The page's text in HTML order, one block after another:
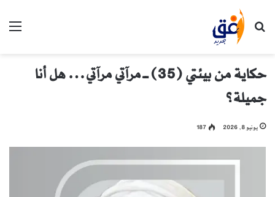
بحث عن
حكاية من بيئتي (35) ــ مرآتي مرآتي… هل أنا
جميلة؟
يونيو 8, 2026 187